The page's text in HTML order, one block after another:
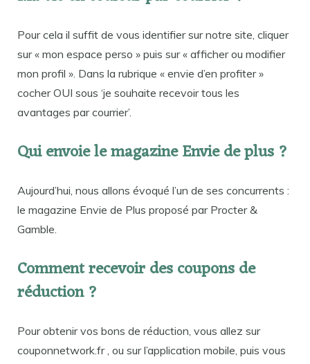
Pour cela il suffit de vous identifier sur notre site, cliquer
sur « mon espace perso » puis sur « afficher ou modifier
mon profil ». Dans la rubrique « envie d’en profiter »
cocher OUI sous ‘je souhaite recevoir tous les
avantages par courrier’.
Qui envoie le magazine Envie de plus ?
Aujourd’hui, nous allons évoqué l’un de ses concurrents :
le magazine Envie de Plus proposé par Procter &
Gamble.
Comment recevoir des coupons de
réduction ?
Pour obtenir vos bons de réduction, vous allez sur
couponnetwork.fr , ou sur l’application mobile, puis vous